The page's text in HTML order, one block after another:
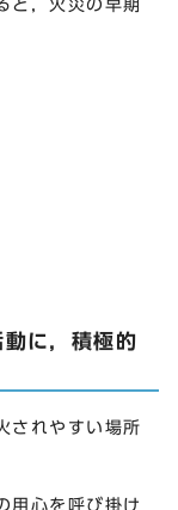
と，火災の早期
に，積極的
されやすい場所
用心を呼び掛け